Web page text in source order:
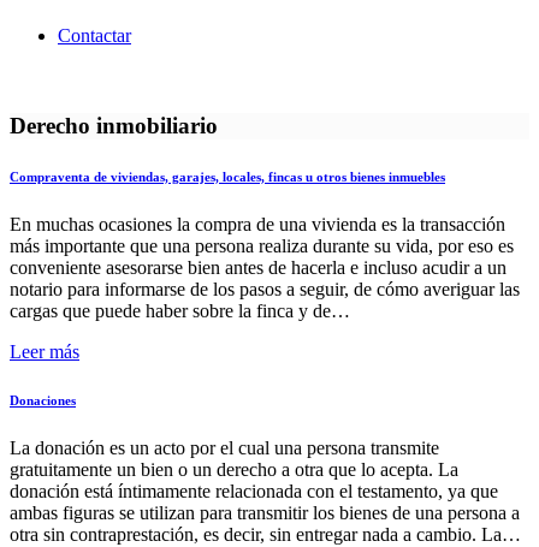
Contactar
Derecho inmobiliario
Compraventa de viviendas, garajes, locales, fincas u otros bienes inmuebles
En muchas ocasiones la compra de una vivienda es la transacción
más importante que una persona realiza durante su vida, por eso es
conveniente asesorarse bien antes de hacerla e incluso acudir a un
notario para informarse de los pasos a seguir, de cómo averiguar las
cargas que puede haber sobre la finca y de…
Leer más
Donaciones
La donación es un acto por el cual una persona transmite
gratuitamente un bien o un derecho a otra que lo acepta. La
donación está íntimamente relacionada con el testamento, ya que
ambas figuras se utilizan para transmitir los bienes de una persona a
otra sin contraprestación, es decir, sin entregar nada a cambio. La…